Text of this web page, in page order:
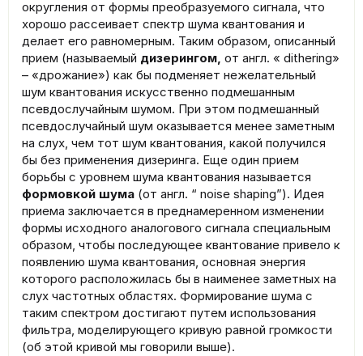
округления от формы преобразуемого сигнала, что
хорошо рассеивает спектр шума квантования и
делает его равномерным. Таким образом, описанный
прием (называемый дизерингом, от англ. « dithering»
– «дрожание») как бы подменяет нежелательный
шум квантования искусственно подмешанным
псевдослучайным шумом. При этом подмешанный
псевдослучайный шум оказывается менее заметным
на слух, чем тот шум квантования, какой получился
бы без применения дизеринга. Еще один прием
борьбы с уровнем шума квантования называется
формовкой шума (от англ. “ noise shaping”). Идея
приема заключается в преднамеренном изменении
формы исходного аналогового сигнала специальным
образом, чтобы последующее квантование привело к
появлению шума квантования, основная энергия
которого расположилась бы в наименее заметных на
слух частотных областях. Формирование шума с
таким спектром достигают путем использования
фильтра, моделирующего кривую равной громкости
(об этой кривой мы говорили выше).